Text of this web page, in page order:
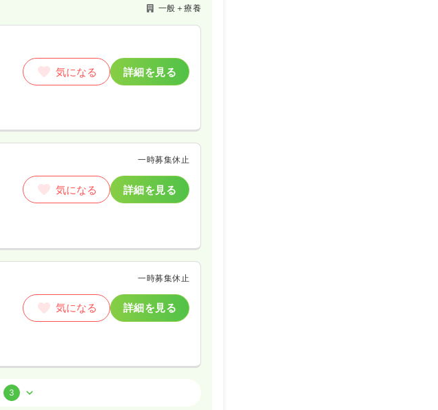
気になる 詳細を見る
一般＋療養
気になる 詳細を見る
一時募集休止
気になる 詳細を見る
一時募集休止
気になる 詳細を見る
3